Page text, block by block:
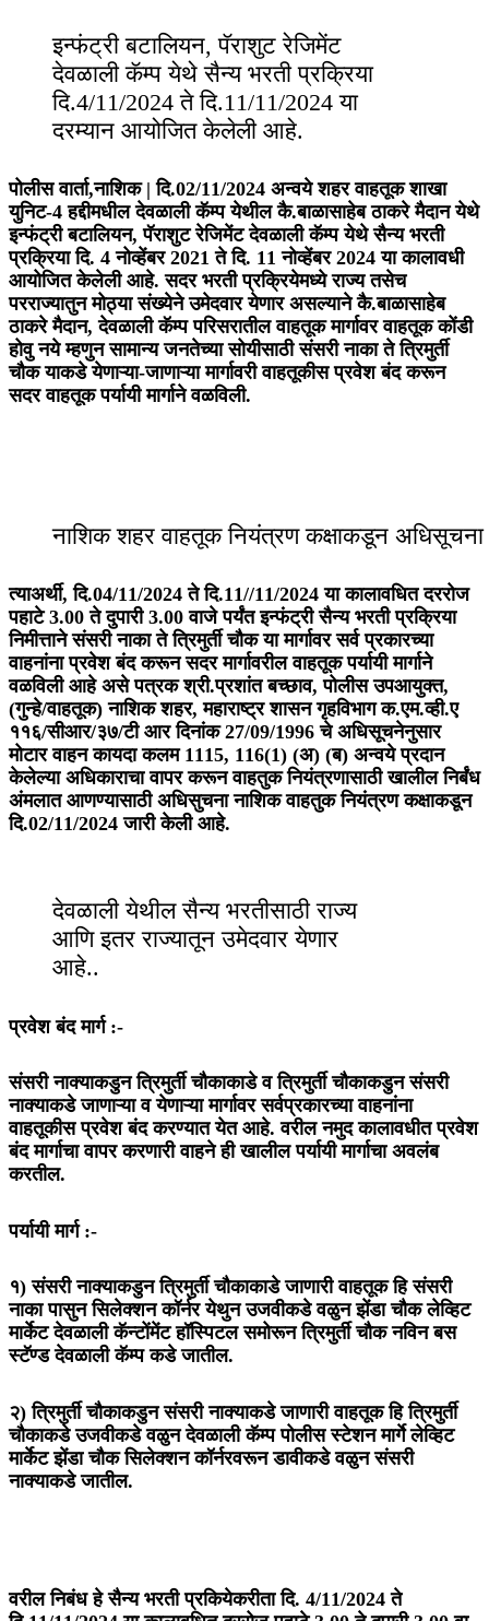
इन्फंट्री बटालियन, पॅराशुट रेजिमेंट
देवळाली कॅम्प येथे सैन्य भरती प्रक्रिया
दि.4/11/2024 ते दि.11/11/2024 या
दरम्यान आयोजित केलेली आहे.
पोलीस वार्ता,नाशिक | दि.02/11/2024 अन्वये शहर वाहतूक शाखा
युनिट-4 ह‌द्दीमधील देवळाली कॅम्प येथील कै.बाळासाहेब ठाकरे मैदान येथे
इन्फंट्री बटालियन, पॅराशुट रेजिमेंट देवळाली कॅम्प येथे सैन्य भरती
प्रक्रिया दि. 4 नोव्हेंबर 2021 ते दि. 11 नोव्हेंबर 2024 या कालावधी
आयोजित केलेली आहे. सदर भरती प्रक्रियेमध्ये राज्य तसेच
परराज्यातुन मोठ्या संख्येने उमेदवार येणार असल्याने कै.बाळासाहेब
ठाकरे मैदान, देवळाली कॅम्प परिसरातील वाहतूक मार्गावर वाहतूक कोंडी
होवु नये म्हणुन सामान्य जनतेच्या सोयीसाठी संसरी नाका ते त्रिमुर्ती
चौक याकडे येणाऱ्या-जाणाऱ्या मार्गावरी वाहतूकीस प्रवेश बंद करून
सदर वाहतूक पर्यायी मार्गाने वळविली.
नाशिक शहर वाहतूक नियंत्रण कक्षाकडून अधिसूचना
त्याअर्थी, दि.04/11/2024 ते दि.11//11/2024 या कालावधित दररोज
पहाटे 3.00 ते दुपारी 3.00 वाजे पर्यंत इन्फंट्री सैन्य भरती प्रक्रिया
निमीत्ताने संसरी नाका ते त्रिमुर्ती चौक या मार्गावर सर्व प्रकारच्या
वाहनांना प्रवेश बंद करून सदर मार्गावरील वाहतूक पर्यायी मार्गाने
वळविली आहे असे पत्रक श्री.प्रशांत बच्छाव, पोलीस उपआयुक्त,
(गुन्हे/वाहतूक) नाशिक शहर, महाराष्ट्र शासन गृहविभाग क.एम.व्ही.ए
११६/सीआर/३७/टी आर दिनांक 27/09/1996 चे अधिसूचनेनुसार
मोटार वाहन कायदा कलम 1115, 116(1) (अ) (ब) अन्वये प्रदान
केलेल्या अधिकाराचा वापर करून वाहतुक नियंत्रणासाठी खालील निर्बंध
अंमलात आणण्यासाठी अधिसुचना नाशिक वाहतुक नियंत्रण कक्षाकडून
दि.02/11/2024 जारी केली आहे.
देवळाली येथील सैन्य भरतीसाठी राज्य
आणि इतर राज्यातून उमेदवार येणार
आहे..
प्रवेश बंद मार्ग :-
संसरी नाक्याकडुन त्रिमुर्ती चौकाकाडे व त्रिमुर्ती चौकाकडुन संसरी
नाक्याकडे जाणाऱ्या व येणाऱ्या मार्गावर सर्वप्रकारच्या वाहनांना
वाहतूकीस प्रवेश बंद करण्यात येत आहे. वरील नमुद कालावधीत प्रवेश
बंद मार्गाचा वापर करणारी वाहने ही खालील पर्यायी मार्गाचा अवलंब
करतील.
पर्यायी मार्ग :-
१) संसरी नाक्याकडुन त्रिमुर्ती चौकाकाडे जाणारी वाहतूक हि संसरी
नाका पासुन सिलेक्शन कॉर्नर येथुन उजवीकडे वळुन झेंडा चौक लेव्हिट
मार्केट देवळाली कॅन्टोंमेंट हॉस्पिटल समोरून त्रिमुर्ती चौक नविन बस
स्टॅण्ड देवळाली कॅम्प कडे जातील.
२) त्रिमुर्ती चौकाकडुन संसरी नाक्याकडे जाणारी वाहतूक हि त्रिमुर्ती
चौकाकडे उजवीकडे वळुन देवळाली कॅम्प पोलीस स्टेशन मार्गे लेव्हिट
मार्केट झेंडा चौक सिलेक्शन कॉर्नरवरून डावीकडे वळुन संसरी
नाक्याकडे जातील.
वरील निबंध हे सैन्य भरती प्रकियेकरीता दि. 4/11/2024 ते